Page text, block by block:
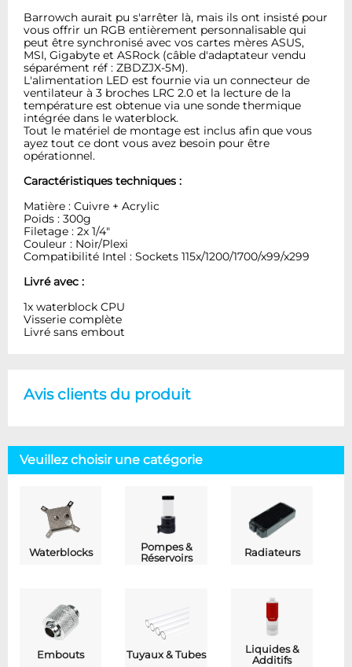
Barrowch aurait pu s'arrêter là, mais ils ont insisté pour
vous offrir un RGB entièrement personnalisable qui
peut être synchronisé avec vos cartes mères ASUS,
MSI, Gigabyte et ASRock (câble d'adaptateur vendu
séparément réf : ZBDZJX-5M).
L'alimentation LED est fournie via un connecteur de
ventilateur à 3 broches LRC 2.0 et la lecture de la
température est obtenue via une sonde thermique
intégrée dans le waterblock.
Tout le matériel de montage est inclus afin que vous
ayez tout ce dont vous avez besoin pour être
opérationnel.
Caractéristiques techniques :
Matière : Cuivre + Acrylic
Poids : 300g
Filetage : 2x 1/4"
Couleur : Noir/Plexi
Compatibilité Intel : Sockets 115x/1200/1700/x99/x299
Livré avec :
1x waterblock CPU
Visserie complète
Livré sans embout
Avis clients du produit
Veuillez choisir une catégorie
Waterblocks
Pompes &
Réservoirs
Radiateurs
Embouts Tuyaux & Tubes
Liquides &
Additifs